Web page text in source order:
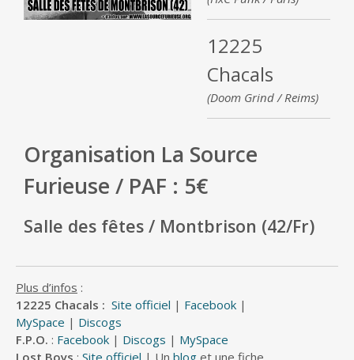
12225
Chacals
(Doom Grind / Reims)
Organisation La Source
Furieuse / PAF : 5€
Salle des fêtes / Montbrison (42/Fr)
Plus d’infos :
12225 Chacals : Site officiel | Facebook |
MySpace | Discogs
F.P.O. : Facebook | Discogs | MySpace
Lost Boys : Site officiel | Un blog et une fiche